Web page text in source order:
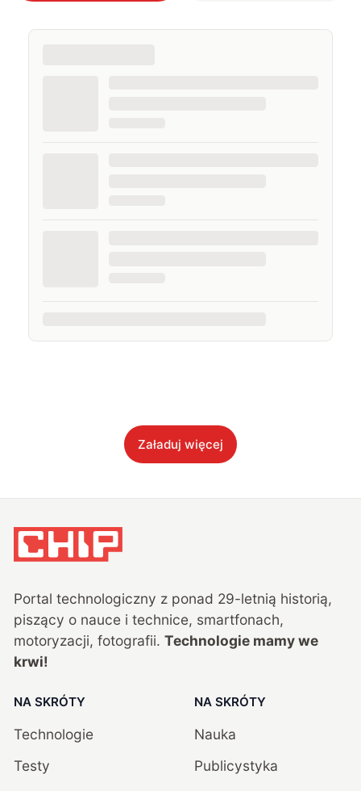
Załaduj więcej
Portal technologiczny z ponad 29-letnią historią,
piszący o nauce i technice, smartfonach,
motoryzacji, fotografii. Technologie mamy we
krwi!
NA SKRÓTY
Technologie
Testy
NA SKRÓTY
Nauka
Publicystyka